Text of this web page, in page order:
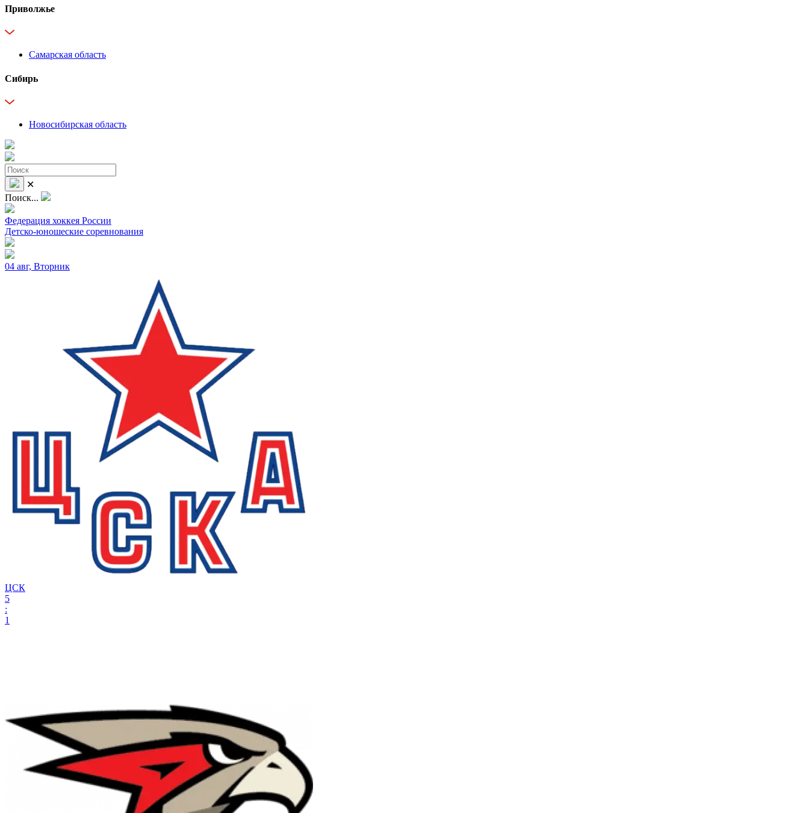
Приволжье
Самарская область
Сибирь
Новосибирская область
✕
Поиск...
Федерация хоккея России
Детско-юношеские соревнования
04 авг, Вторник
ЦСК
5
:
1